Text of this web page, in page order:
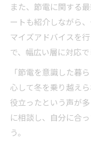
また、節電に関する
ートも紹介しながら
マイズアドバイスを
で、幅広い層に対応
「節電を意識した暮
心して冬を乗り越え
役立ったという声が
に相談し、自分に合
う。